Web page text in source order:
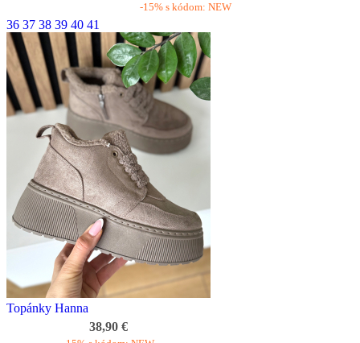
-15% s kódom: NEW
36 37 38 39 40 41
Topánky Hanna
38,90 €